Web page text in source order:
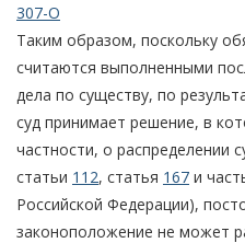
307-О
Таким образом, поскольку
считаются выполненными
дела по существу, по
суд принимает решение, в
частности, о распределении
статьи 112, статья 167 и
Российской Федерации),
законоположение не может